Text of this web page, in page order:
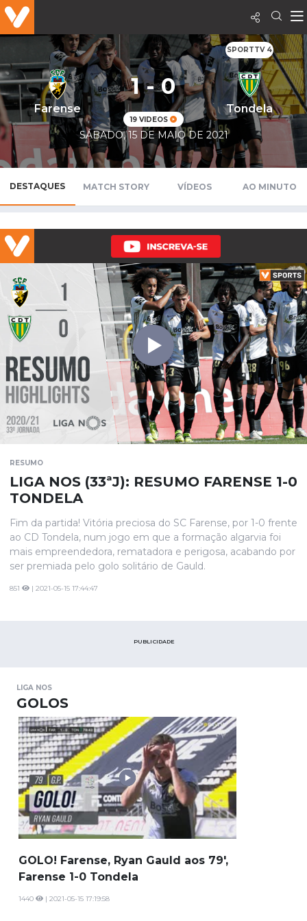
SPORTTV 4
Farense
1 - 0
19 VIDEOS
Tondela
SÁBADO, 15 DE MAIO DE 2021
DESTAQUES MATCH STORY VÍDEOS AO MINUTO
RESUMO
LIGA NOS (33ªJ): RESUMO FARENSE 1-0
TONDELA
Fim da partida! Vitória preciosa do SC Farense, por 1-0 frente
ao CD Tondela, num jogo em que a formação algarvia foi
mais empreendedora, rematadora e perigosa, acabando por
ser premiada pelo golo solitário de Gauld.
851 | 2021-05-15 17:44:47
PUBLICIDADE
LIGA NOS
GOLOS
GOLO! Farense, Ryan Gauld aos 79',
Farense 1-0 Tondela
1440 | 2021-05-15 17:19:58